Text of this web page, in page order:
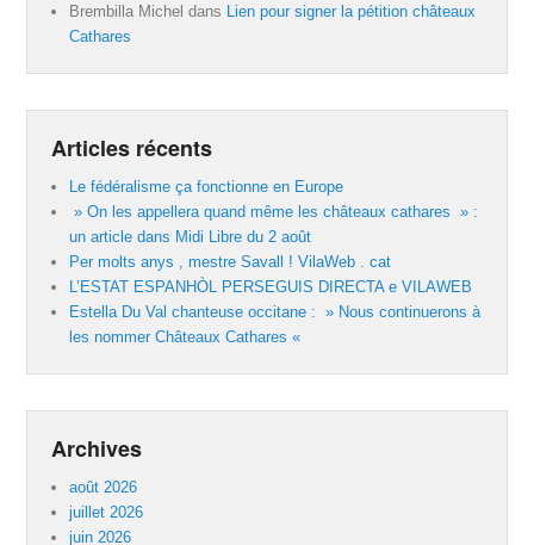
Brembilla Michel dans
Lien pour signer la pétition châteaux
Cathares
Articles récents
Le fédéralisme ça fonctionne en Europe
» On les appellera quand même les châteaux cathares » :
un article dans Midi Libre du 2 août
Per molts anys , mestre Savall ! VilaWeb . cat
L’ESTAT ESPANHÒL PERSEGUIS DIRECTA e VILAWEB
Estella Du Val chanteuse occitane : » Nous continuerons à
les nommer Châteaux Cathares «
Archives
août 2026
juillet 2026
juin 2026